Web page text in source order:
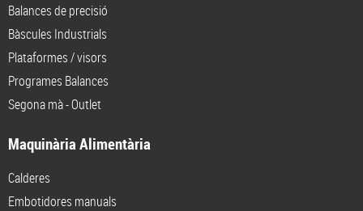
Balances de precisió
Bàscules Industrials
Plataformes / visors
Programes Balances
Segona mà - Outlet
Maquinària Alimentària
Calderes
Embotidores manuals